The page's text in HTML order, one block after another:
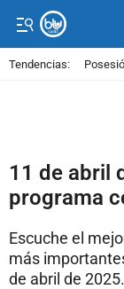
Tendencias:
11 de abril
programa
Escuche el
más
de abril de 2025.